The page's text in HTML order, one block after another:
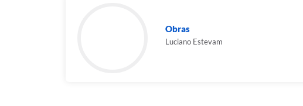
Obras
Luciano Estevam